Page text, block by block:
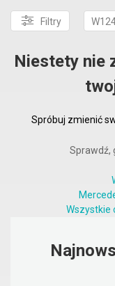
Filtry
Niestety nie
Spróbuj zmienić
Sprawdź,
Wszystkie